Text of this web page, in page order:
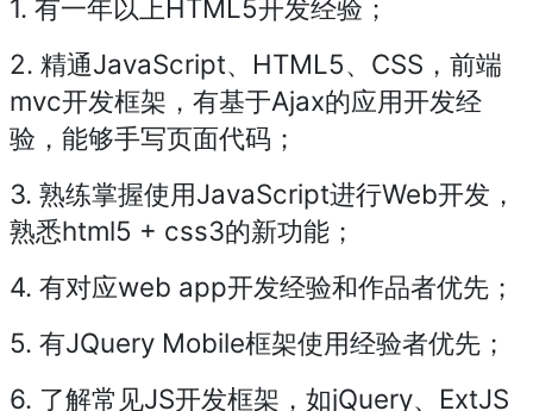
1. 有一年以上HTML5开发经验；
2. 精通JavaScript、HTML5、CSS，前端
mvc开发框架，有基于Ajax的应用开发经
验，能够手写页面代码；
3. 熟练掌握使用JavaScript进行Web开发，
熟悉html5 + css3的新功能；
4. 有对应web app开发经验和作品者优先；
5. 有JQuery Mobile框架使用经验者优先；
6. 了解常见JS开发框架，如jQuery、ExtJS